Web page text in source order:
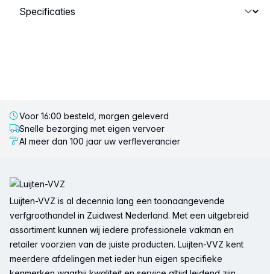
Selecteer een tabblad
Voor 16:00 besteld, morgen geleverd
Snelle bezorging met eigen vervoer
Al meer dan 100 jaar uw verfleverancier
Luijten-VVZ is al decennia lang een toonaangevende
verfgroothandel in Zuidwest Nederland. Met een uitgebreid
assortiment kunnen wij iedere professionele vakman en
retailer voorzien van de juiste producten. Luijten-VVZ kent
meerdere afdelingen met ieder hun eigen specifieke